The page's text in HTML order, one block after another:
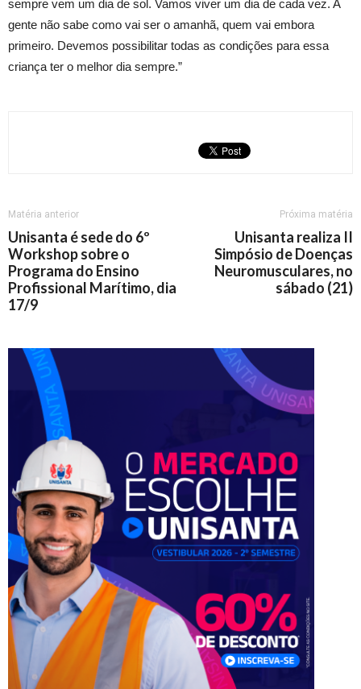
sempre vem um dia de sol. Vamos viver um dia de cada vez. A
gente não sabe como vai ser o amanhã, quem vai embora
primeiro. Devemos possibilitar todas as condições para essa
criança ter o melhor dia sempre.”
Matéria anterior
Unisanta é sede do 6º
Workshop sobre o
Programa do Ensino
Profissional Marítimo, dia
17/9
Próxima matéria
Unisanta realiza II
Simpósio de Doenças
Neuromusculares, no
sábado (21)